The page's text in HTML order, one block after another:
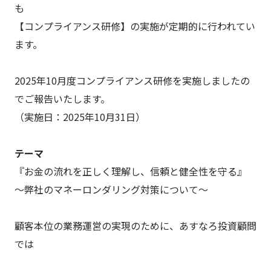
も
【コンプライアンス研修】の実施が定期的に行われてい
ます。
2025年10月度コンプライアンス研修を実施しましたの
でご報告いたします。
（実施日：2025年10月31日）
テーマ
『お金の流れを正しく理解し、信頼と健全性を守る』
～弊社のマネーロンダリング対策について～
顧客本位の業務運営の実現のために、あすなろ投資顧問
では